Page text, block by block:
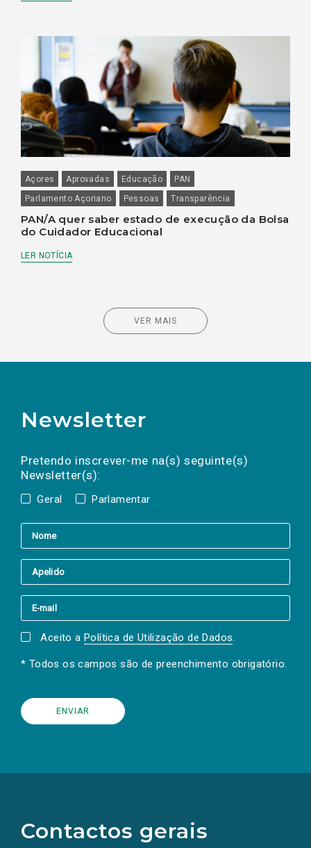
Açores Aprovadas Educação
PAN
Parlamento Açoriano
Pessoas Transparência
PAN/A quer saber estado de execução da Bolsa
do Cuidador Educacional
LER NOTÍCIA
VER MAIS
Newsletter
Pretendo inscrever-me na(s) seguinte(s)
Newsletter(s):
Geral Parlamentar
a(s) newsletter(s).
mail
Aceito a Política de Utilização de Dados.
* Todos os campos são de preenchimento obrigatório.
Contactos gerais
redes
sociais